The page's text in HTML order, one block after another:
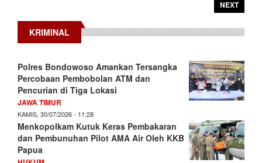
NEXT
KRIMINAL
Polres Bondowoso Amankan Tersangka
Percobaan Pembobolan ATM dan
Pencurian di Tiga Lokasi
JAWA TIMUR
KAMIS, 30/07/2026 - 11:28
Menkopolkam Kutuk Keras Pembakaran
dan Pembunuhan Pilot AMA Air Oleh KKB
Papua